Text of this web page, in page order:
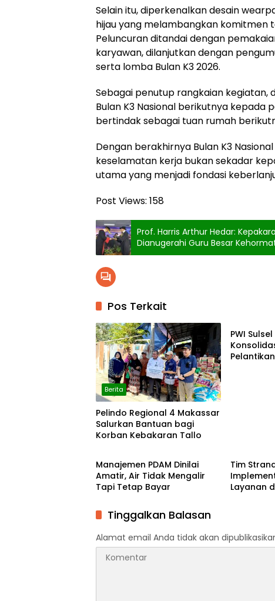
Selain itu, diperkenalkan desain
hijau yang melambangkan komitmen
Peluncuran ditandai dengan
karyawan, dilanjutkan dengan
serta lomba Bulan K3 2026.
Sebagai penutup rangkaian
Bulan K3 Nasional berikutnya kepada
bertindak sebagai tuan rumah
Dengan berakhirnya Bulan K3
keselamatan kerja bukan sekadar
utama yang menjadi fondasi
Post Views: 158
Prof. Harris Arthur Hedar:
Dianugerahi Guru Besar
Pos Terkait
Berita
Pelindo Regional 4 Makassar
Salurkan Bantuan bagi
Korban Kebakaran Tallo
PWI
Berita
Manajemen PDAM Dinilai
Amatir, Air Tidak Mengalir
Tapi Tetap Bayar
Tim
Layanan
Tinggalkan Balasan
Alamat email Anda tidak akan